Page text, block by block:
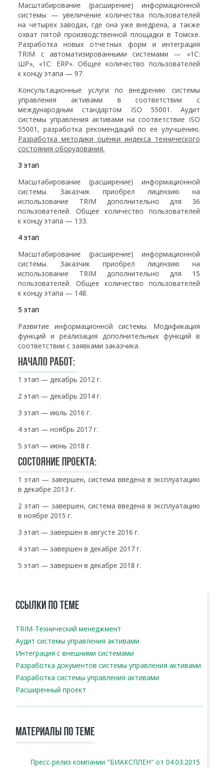
Масштабирование (расширение) информационной
системы — увеличение количества пользователей
на четырех заводах, где она уже внедрена, а также
охват пятой производственной площадки в Томске.
Разработка новых отчетных форм и интеграция
TRIM с автоматизированными системами — «1С:
ШР», «1С: ERP». Общее количество пользователей
к концу этапа — 97.
Консультационные услуги по внедрению системы
управления активами в соответствии с
международным стандартом ISO 55001. Аудит
системы управления активами на соответствие ISO
55001, разработка рекомендаций по ее улучшению.
Разработка методики оценки индекса технического
состояния оборудования.
3 этап
Масштабирование (расширение) информационной
системы. Заказчик приобрел лицензию на
использование TRIM дополнительно для 36
пользователей. Общее количество пользователей
к концу этапа — 133.
4 этап
Масштабирование (расширение) информационной
системы. Заказчик приобрел лицензию на
использование TRIM дополнительно для 15
пользователей. Общее количество пользователей
к концу этапа — 148.
5 этап
Развитие информационной системы. Модификация
функций и реализация дополнительных функций в
соответствии с заявками заказчика.
Начало работ:
1 этап — декабрь 2012 г.
2 этап — декабрь 2014 г.
3 этап — июль 2016 г.
4 этап — ноябрь 2017 г.
5 этап — июнь 2018 г.
Состояние проекта:
1 этап — завершен, система введена в эксплуатацию
в декабре 2013 г.
2 этап — завершен, система введена в эксплуатацию
в ноябре 2015 г.
3 этап — завершен в августе 2016 г.
4 этап — завершен в декабре 2017 г.
5 этап — завершен в декабре 2018 г.
ССЫЛКИ ПО ТЕМЕ
TRIM-Технический менеджмент
Аудит системы управления активами
Интеграция с внешними системами
Разработка документов системы управления активами
Разработка системы управления активами
Расширенный проект
МАТЕРИАЛЫ ПО ТЕМЕ
Пресс-релиз компании "БИАКСПЛЕН" от 04.03.2015